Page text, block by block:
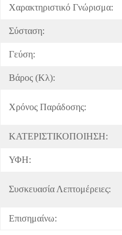
Χαρακτηριστικό Γνώρισμα:
Σύσταση:
Γεύση:
Βάρος (κλ):
Χρόνος Παράδοσης:
ΚΑΤΕΡΙΣΤΙΚΟΠΟΙΗΣΗ:
ΥΦΗ:
Συσκευασία Λεπτομέρειες:
Επισημαίνω: